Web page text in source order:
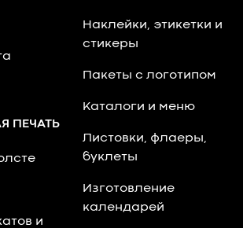
ПЕЧАТЬ
и
Наклейки, этикетки и
стикеры
Пакеты с логотипом
Каталоги и меню
Листовки, флаеры,
буклеты
Изготовление
календарей